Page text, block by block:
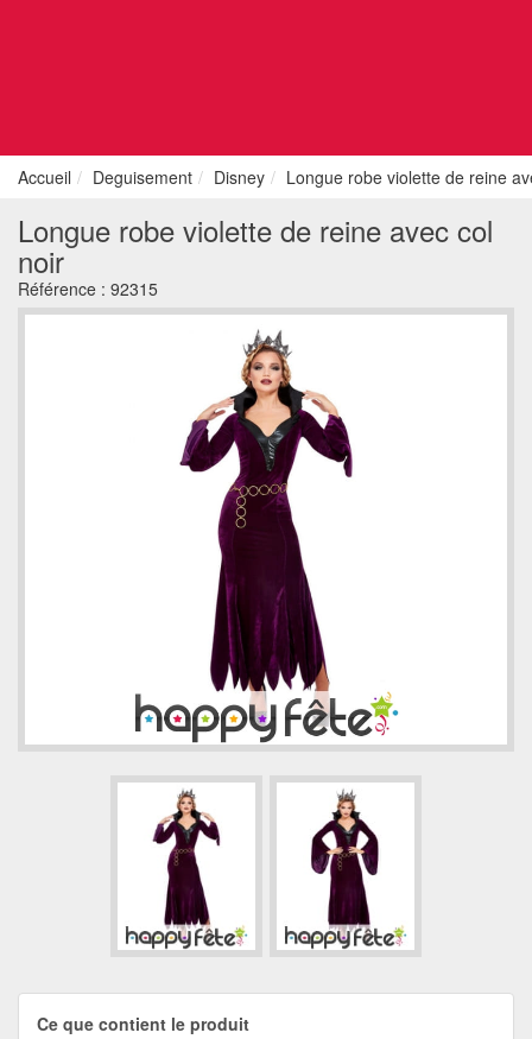
Accueil Deguisement Disney Longue robe violette de reine
Longue robe violette de reine avec col
noir
Référence : 92315
Ce que contient le produit